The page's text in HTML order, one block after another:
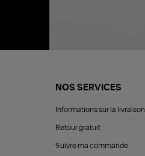
NOS SERVICES
Informations sur la livraison
Retour gratuit
Suivre ma commande